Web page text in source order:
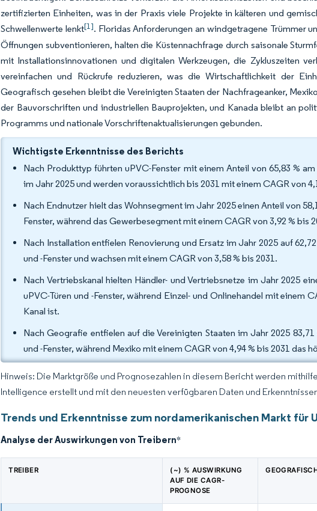
zertifizierten Einheiten, was in der Praxis viele Projekte in kälteren und
Schwellenwerte lenkt[1]. Floridas Anforderungen an windgetragene Trümmer
Öffnungen subventionieren, halten die Küstennachfrage durch saisonale
mit Installationsinnovationen und digitalen Werkzeugen, die Zykluszeiten
vereinfachen und Rückrufe reduzieren, was die Wirtschaftlichkeit der
Geografisch gesehen bleibt die Vereinigten Staaten der Nachfrageanker,
der Bauvorschriften und industriellen Bauprojekten, und Kanada bleibt an
Programms und nationale Vorschriftenaktualisierungen gebunden.
Wichtigste Erkenntnisse des Berichts
Nach Produkttyp führten uPVC-Fenster mit einem Anteil von 65,83 %
im Jahr 2025 und werden voraussichtlich bis 2031 mit einem CAGR von
Nach Endnutzer hielt das Wohnsegment im Jahr 2025 einen Anteil von
Fenster, während das Gewerbesegment mit einem CAGR von 3,92 %
Nach Installation entfielen Renovierung und Ersatz im Jahr 2025 auf
und -Fenster und wachsen mit einem CAGR von 3,58 % bis 2031.
Nach Vertriebskanal hielten Händler- und Vertriebsnetze im Jahr 2025
uPVC-Türen und -Fenster, während Einzel- und Onlinehandel mit einem
Kanal ist.
Nach Geografie entfielen auf die Vereinigten Staaten im Jahr 2025
und -Fenster, während Mexiko mit einem CAGR von 4,94 % bis 2031 das
Hinweis: Die Marktgröße und Prognosezahlen in diesem Bericht werden
Intelligence erstellt und mit den neuesten verfügbaren Daten und
Trends und Erkenntnisse zum nordamerikanischen Markt für
Analyse der Auswirkungen von Treibern*
TREIBER
(~) % AUSWIRKUNG
AUF DIE CAGR-
PROGNOSE